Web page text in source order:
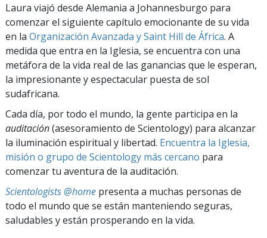
Laura viajó desde Alemania a Johannesburgo para
comenzar el siguiente capítulo emocionante de su vida
en la Organización Avanzada y Saint Hill de África. A
medida que entra en la Iglesia, se encuentra con una
metáfora de la vida real de las ganancias que le esperan,
la impresionante y espectacular puesta de sol
sudafricana.
Cada día, por todo el mundo, la gente participa en la
auditación(asesoramiento de Scientology) para alcanzar
la iluminación espiritual y libertad. Encuentra la Iglesia,
misión o grupo de Scientology más cercano para
comenzar tu aventura de la auditación.
Scientologists @home presenta a muchas personas de
todo el mundo que se están manteniendo seguras,
saludables y están prosperando en la vida.